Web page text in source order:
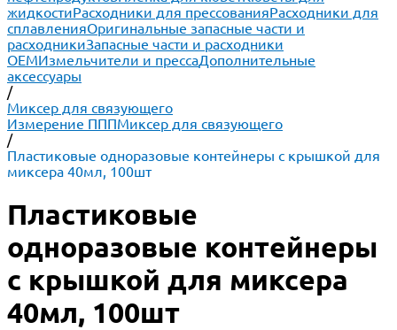
жидкостиРасходники для прессованияРасходники для
сплавленияОригинальные запасные части и
расходникиЗапасные части и расходники
ОЕМИзмельчители и прессаДополнительные
аксессуары
/
Миксер для связующего
Измерение ПППМиксер для связующего
/
Пластиковые одноразовые контейнеры с крышкой для
миксера 40мл, 100шт
Пластиковые
одноразовые контейнеры
с крышкой для миксера
40мл, 100шт